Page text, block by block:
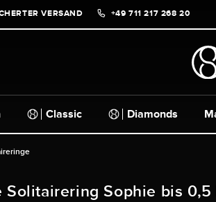
VERSAND +49 711 217 268 20
Classic Diamonds
Solitairering Sophie bis 0,5